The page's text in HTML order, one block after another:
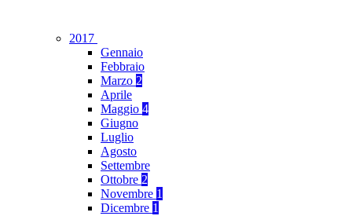
2017
Gennaio
Febbraio
Marzo 2
Aprile
Maggio 4
Giugno
Luglio
Agosto
Settembre
Ottobre 2
Novembre 1
Dicembre 1